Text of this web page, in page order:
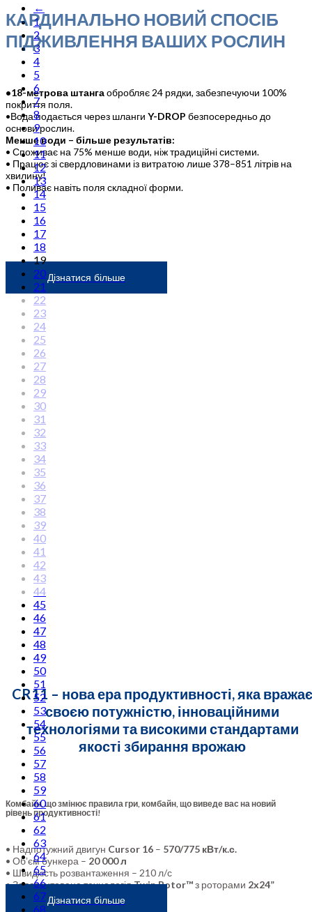
КАРДИНАЛЬНО НОВИЙ СПОСІБ
ПІДЖИВЛЕННЯ ВАШИХ РОСЛИН
•18-метрова штангаобробляє 24 рядки, забезпечуючи 100%
покриття поля.
•Вода подається через шланги Y-DROP безпосередньо до
основи рослин.
Менше води – більше результатів:
• Споживає на 75% менше води, ніж традиційні системи.
• Працює зі свердловинами із витратою лише 378–851 літрів на
хвилину!
• Поливає навіть поля складної форми.
Дізнатися більше
CR11 – нова ера продуктивності, яка вражає
своєю потужністю, інноваційними
технологіями та високими стандартами
якості збирання врожаю
Комбайн, що змінює правила гри, комбайн, що виведе вас на новий
рівень продуктивності!
• Надпотужний двигун Cursor 16 – 570/775 кВт/к.с.
• Обʼєм бункера – 20 000 л
• Швидкість розвантаження – 210 л/с
• Запатентована технологіяTwin Rotor™з роторами 2х24”
Дізнатися більше
←
1
2
3
4
5
6
7
8
9
10
11
12
13
14
15
16
17
18
19
20
21
22
23
24
25
26
27
28
29
30
31
32
33
34
35
36
37
38
39
40
41
42
43
44
45
46
47
48
49
50
51
52
53
54
55
56
57
58
59
60
61
62
63
64
65
66
67
68